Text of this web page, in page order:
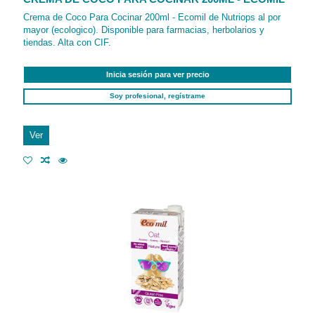
Crema de Coco Para Cocinar 200ml - Ecomil de Nutriops al por
mayor (ecologico). Disponible para farmacias, herbolarios y
tiendas. Alta con CIF.
Inicia sesión para ver precio
Soy profesional, regístrame
Ver